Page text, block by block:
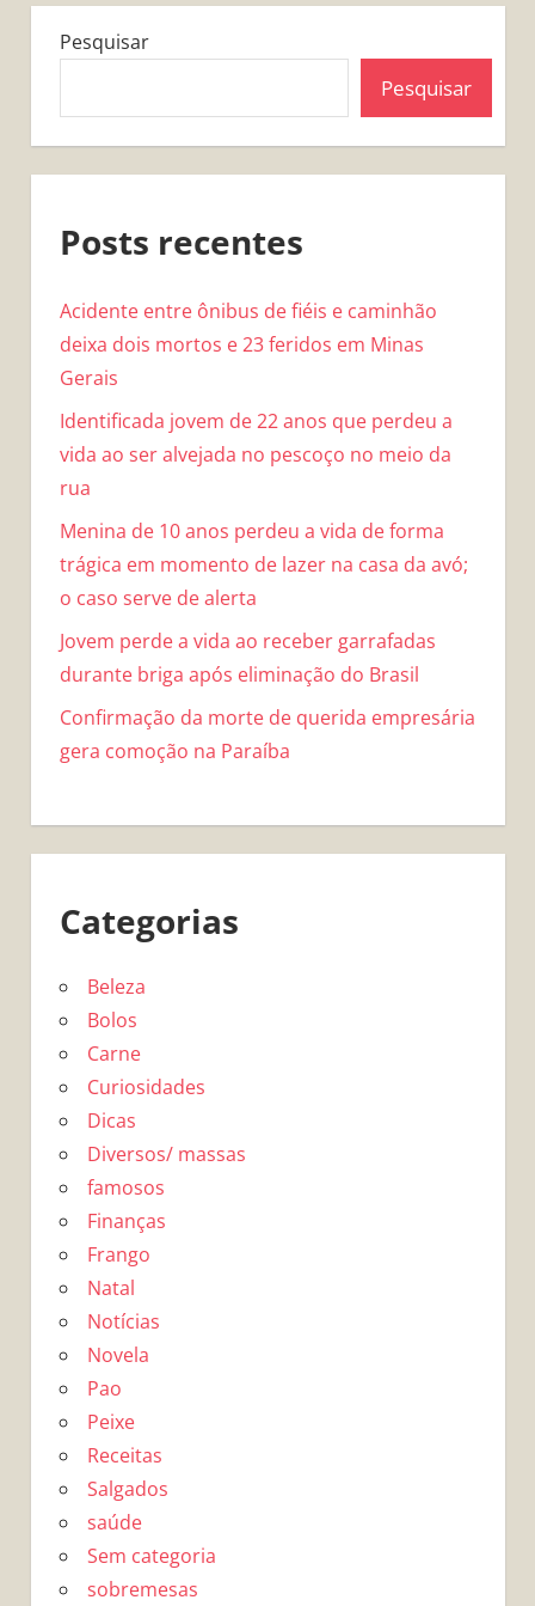
Pesquisar
Pesquisar
Posts recentes
Acidente entre ônibus de fiéis e caminhão
deixa dois mortos e 23 feridos em Minas
Gerais
Identificada jovem de 22 anos que perdeu a
vida ao ser alvejada no pescoço no meio da
rua
Menina de 10 anos perdeu a vida de forma
trágica em momento de lazer na casa da avó;
o caso serve de alerta
Jovem perde a vida ao receber garrafadas
durante briga após eliminação do Brasil
Confirmação da morte de querida empresária
gera comoção na Paraíba
Categorias
Beleza
Bolos
Carne
Curiosidades
Dicas
Diversos/ massas
famosos
Finanças
Frango
Natal
Notícias
Novela
Pao
Peixe
Receitas
Salgados
saúde
Sem categoria
sobremesas